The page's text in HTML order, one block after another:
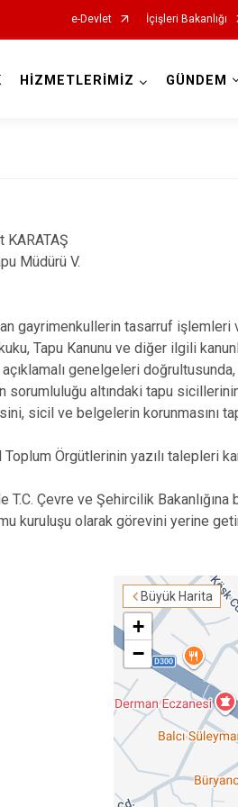
e-Devlet İçişleri Bakanlığı
HİZMETLERİMİZ GÜNDEM
KARATAŞ
Müdürü V.
gayrimenkullerin tasarruf
Tapu Kanunu ve diğer ilgili
genelgeleri
sorumluluğu altındaki tapu
sicil ve belgelerin korunmasını
Örgütlerinin yazılı talepleri
Çevre ve Şehircilik
kuruluşu olarak görevini yerine
Büyük Harita
+
−